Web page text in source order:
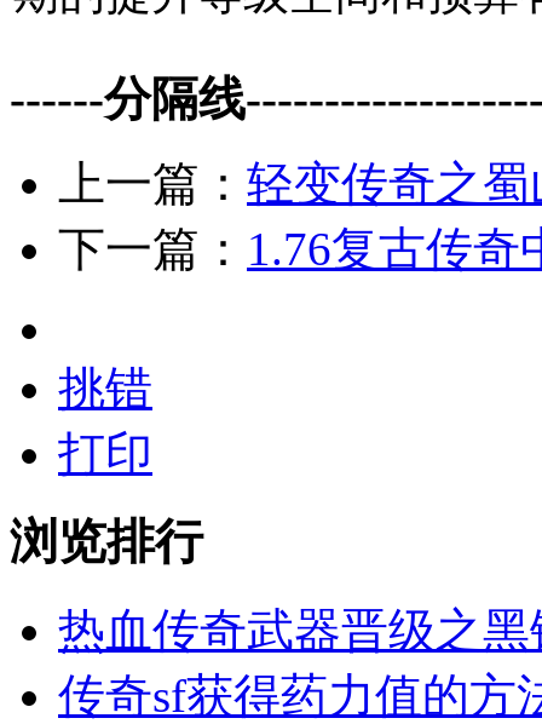
------分隔线
上一篇： 轻变传奇之
下一篇： 1.76复古传
挑错
打印
浏览排行
热血传奇武器晋级之
传奇sf获得药力值的方